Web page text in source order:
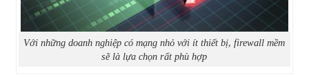
Với những doanh nghiệp có mạng nhỏ với ít thiết bị, firewall mềm
sẽ là lựa chọn rất phù hợp